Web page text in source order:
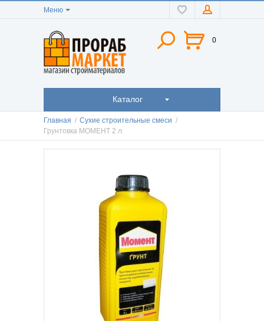
Меню
0
Каталог
Главная / Сухие строительные смеси /
Грунтовка МОМЕНТ 2 л